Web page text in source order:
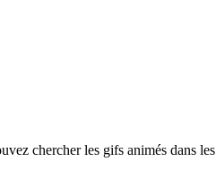
chercher les gifs animés dans les